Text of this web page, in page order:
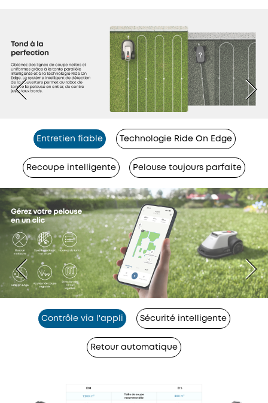
Entretien fiable Technologie Ride On Edge
Recoupe intelligente Pelouse toujours parfaite
Contrôle via l'appli Sécurité intelligente
Retour automatique